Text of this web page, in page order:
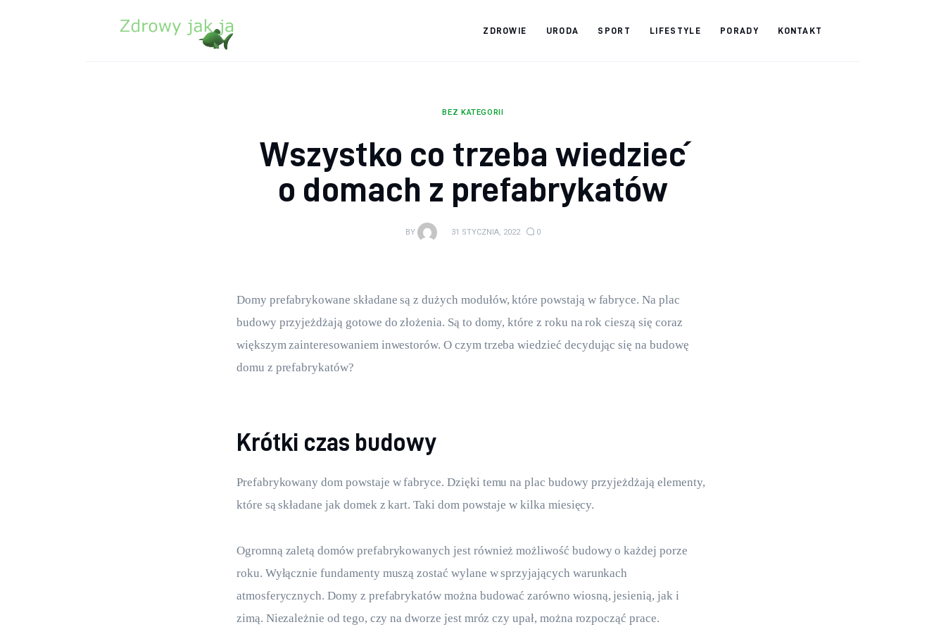
ZDROWIE URODA SPORT LIFESTYLE PORADY KONTAKT
BEZ KATEGORII
Wszystko co trzeba wiedzieć
o domach z prefabrykatów
BY 31 STYCZNIA, 2022 0
Domy prefabrykowane składane są z dużych modułów, które powstają w fabryce. Na plac
budowy przyjeżdżają gotowe do złożenia. Są to domy, które z roku na rok cieszą się coraz
większym zainteresowaniem inwestorów. O czym trzeba wiedzieć decydując się na budowę
domu z prefabrykatów?
Krótki czas budowy
Prefabrykowany dom powstaje w fabryce. Dzięki temu na plac budowy przyjeżdżają elementy,
które są składane jak domek z kart. Taki dom powstaje w kilka miesięcy.
Ogromną zaletą domów prefabrykowanych jest również możliwość budowy o każdej porze
roku. Wyłącznie fundamenty muszą zostać wylane w sprzyjających warunkach
atmosferycznych. Domy z prefabrykatów można budować zarówno wiosną, jesienią, jak i
zimą. Niezależnie od tego, czy na dworze jest mróz czy upał, można rozpocząć prace.